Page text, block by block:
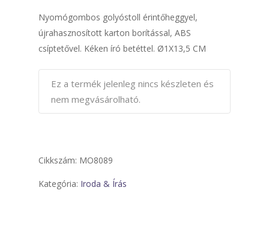
Nyomógombos golyóstoll érintőheggyel,
újrahasznosított karton borítással, ABS
csíptetővel. Kéken író betéttel. Ø1X13,5 CM
Ez a termék jelenleg nincs készleten és
nem megvásárolható.
Cikkszám: MO8089
Kategória: Iroda & Írás